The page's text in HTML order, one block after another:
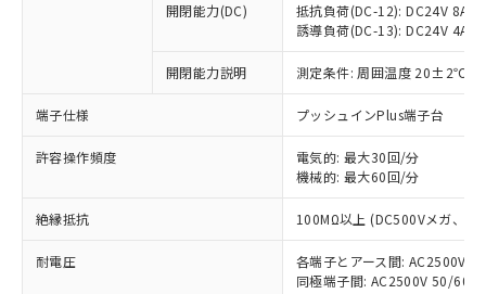
開閉能力(DC)
抵抗負荷(DC-12): DC24V 8A/
誘導負荷(DC-13): DC24V 4A/
開閉能力説明 測定条件: 周囲温度 20±2℃、
端子仕様 プッシュインPlus端子台
許容操作頻度
電気的: 最大30回/分
機械的: 最大60回/分
絶縁抵抗 100MΩ以上 (DC500Vメガ、点
耐電圧
各端子とアース間: AC2500V
同極端子間: AC2500V 50/
本サービスは、当社制御機器事業取扱
商品の当社在庫状況および標準価格
(税抜)を提供させていただくもので
当社制御機器事業取扱商品の中には、
本サービスの対象外となる商品もある
ことをご了承ください。
在庫状況および標準価格照会結果は、
記載している更新日時点での社内デー
タに基づき作成されるものであり、閲
覧された時点での実際の在庫および標
準価格とは異なる場合があることをご
調査・確認中：EU RoHS指令（10物質）の
非含有の対応状況を調査中または確認中の
非該当品：ライセンス料など無形物で、有
害物質有無と関係のない商品です。
仕入先様の事情により、非含有部品として
いたものが、含有品と判明した場合などや
むを得ず変更することがあります。
*EU RoHS指令（10物質）：
鉛(Pb) 1000ppm以下、 水銀(Hg) 1000ppm以下、 カド
六価クロム(Cr(Ⅵ)) 1000ppm以下、ポリ臭化ビフェニル
類(PBB) 1000ppm以下、ポリ臭化ジフェニルエーテル類
「○」：最大均質材料含有率が中国RoHSの
基準値以下であることを示します。
「×」：最大均質材料含有率が中国RoHSの
基準値を超えていることを示します。
「－」：未確認です。当社販売部門へお問
*中国RoHS10物質の基準値 (GB/T26572)：
Pb(鉛) :1000ppm、 Hg(水銀) : 1000ppm、 Cd(カドミウ
Cr(Ⅵ)(六価クロム) : 1000ppm、 PBBs(ポリ臭化ビフェ
当社は、これら貴社製品のうち、外国
為替および外国貿易法に定める商品
（以下｢規制貨物等」という）を輸出
または国外への提供する場合は、日本
可)を取得するなどの必要な手続きを